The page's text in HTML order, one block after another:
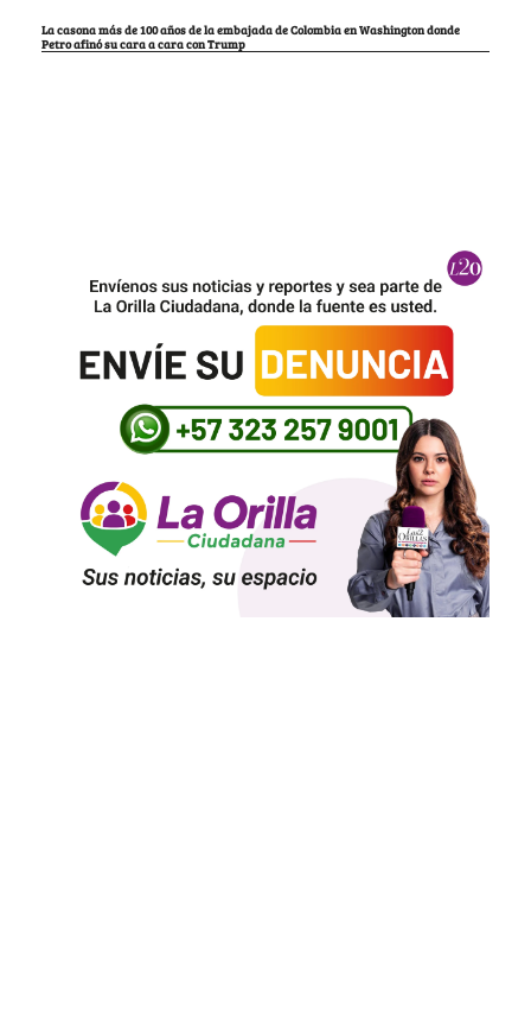
La casona más de 100 años de la embajada de Colombia en Washington donde
Petro afinó su cara a cara con Trump